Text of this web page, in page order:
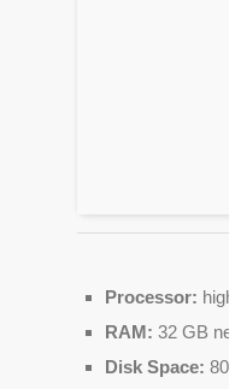
Processor: high
RAM: 32 GB
Disk Space: 80